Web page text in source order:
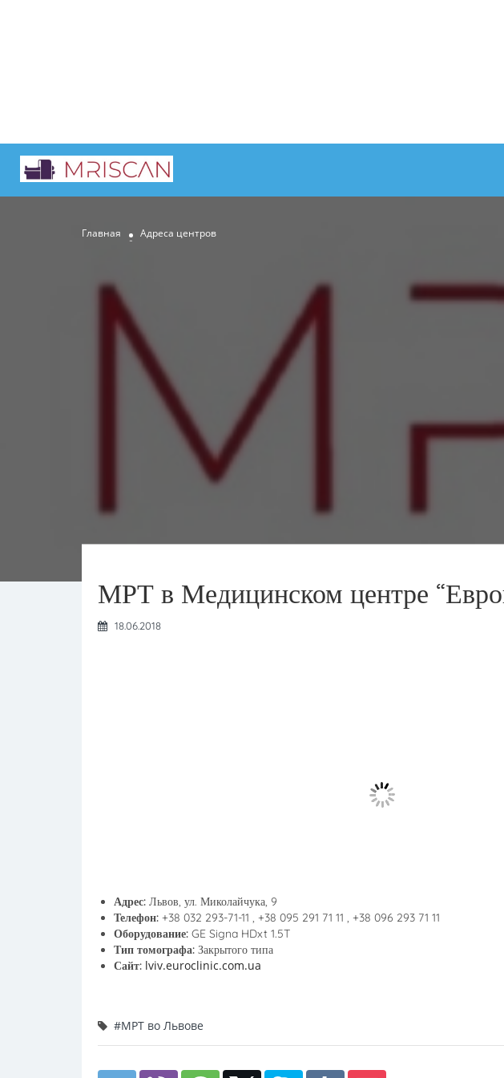
Главная Адреса центров
МРТ в Медицинском центре
18.06.2018
Адрес: Львов, ул. Миколайчука, 9
Телефон: +38 032 293-71-11 , +38 095 291 71 11 , +38 096 293 71 11
Оборудование: GE Signa HDxt 1.5T
Тип томографа: Закрытого типа
Сайт: lviv.euroclinic.com.ua
#МРТ во Львове